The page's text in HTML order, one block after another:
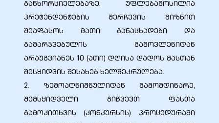
განხორციელებაზე. უფლებამოსილია
პრეტენდენტების შერჩევის მიზნით
შეაფასოს მათი განაცხადები და
გამარჯვებულის გამოვლენიდან
არაუგვიანეს 10 (ათი) დღისა დადოს მასთან
შესყიდვის შესახებ ხელშეკრულება.
2. ზემოაღნიშნულიდან გამომდინარე,
შემსყიდველი გიწვევთ ფასთა
გამოკითხვის (კონკურსის) პროცედურაში